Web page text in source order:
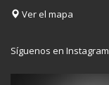
Ver el mapa
Síguenos en Instagram